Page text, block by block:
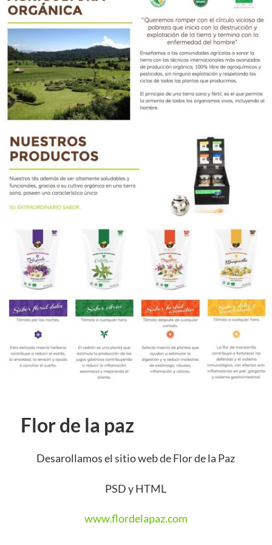
Flor de la paz
Desarollamos el sitio web de Flor de la Paz
PSD y HTML
www.flordelapaz.com